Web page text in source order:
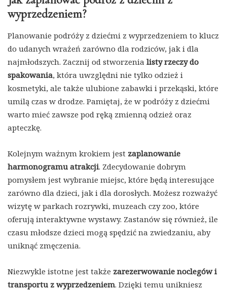
wyprzedzeniem?
Planowanie podróży z dziećmi z wyprzedzeniem to klucz
do udanych wrażeń zarówno dla rodziców, jak i dla
najmłodszych. Zacznij od stworzenia listy rzeczy do
spakowania, która uwzględni nie tylko odzież i
kosmetyki, ale także ulubione zabawki i przekąski, które
umilą czas w drodze. Pamiętaj, że w podróży z dziećmi
warto mieć zawsze pod ręką zmienną odzież oraz
apteczkę.
Kolejnym ważnym krokiem jest zaplanowanie
harmonogramu atrakcji. Zdecydowanie dobrym
pomysłem jest wybranie miejsc, które będą interesujące
zarówno dla dzieci, jak i dla dorosłych. Możesz rozważyć
wizytę w parkach rozrywki, muzeach czy zoo, które
oferują interaktywne wystawy. Zastanów się również, ile
czasu młodsze dzieci mogą spędzić na zwiedzaniu, aby
uniknąć zmęczenia.
Niezwykle istotne jest także zarezerwowanie noclegów i
transportu z wyprzedzeniem. Dzięki temu unikniesz